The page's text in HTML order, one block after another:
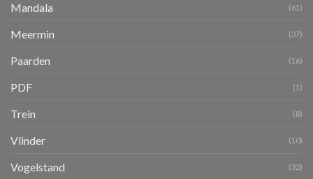
Mandala (61)
Meermin (37)
Paarden (16)
PDF (1)
Trein (8)
Vlinder (10)
Vogelstand (32)